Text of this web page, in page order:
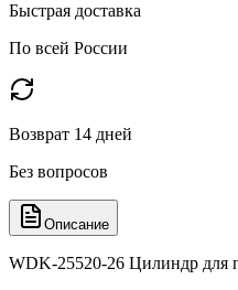
Быстрая доставка
По всей России
Возврат 14 дней
Без вопросов
Описание
WDK-25520-26 Цилиндр для